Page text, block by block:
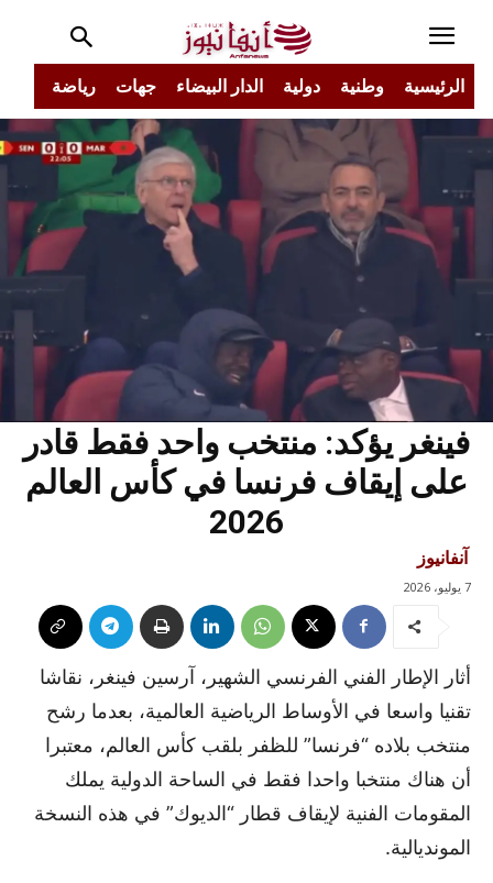
الرئيسية وطنية دولية الدار البيضاء جهات رياضة
فينغر يؤكد: منتخب واحد فقط قادر
على إيقاف فرنسا في كأس العالم
2026
آنفانيوز
7 يوليو، 2026
أثار الإطار الفني الفرنسي الشهير، آرسين فينغر، نقاشا
تقنيا واسعا في الأوساط الرياضية العالمية، بعدما رشح
منتخب بلاده “فرنسا” للظفر بلقب كأس العالم، معتبرا
أن هناك منتخبا واحدا فقط في الساحة الدولية يملك
المقومات الفنية لإيقاف قطار “الديوك” في هذه النسخة
المونديالية.